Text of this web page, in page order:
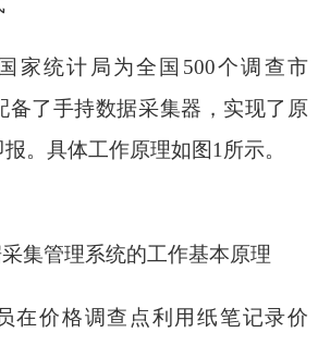
家统计局为全国500个调查市
备了手持数据采集器，实现了原
。具体工作原理如图1所示。
集管理系统的工作基本原理
在价格调查点利用纸笔记录价